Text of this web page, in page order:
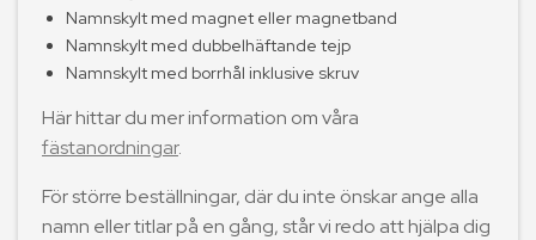
Namnskylt med magnet eller magnetband
Namnskylt med dubbelhäftande tejp
Namnskylt med borrhål inklusive skruv
Här hittar du mer information om våra
fästanordningar.
För större beställningar, där du inte önskar ange alla
namn eller titlar på en gång, står vi redo att hjälpa dig